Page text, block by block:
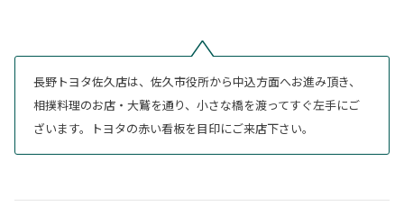
長野トヨタ佐久店は、佐久市役所から中込方面へお進み頂き、
相撲料理のお店・大鷲を通り、小さな橋を渡ってすぐ左手にご
ざいます。トヨタの赤い看板を目印にご来店下さい。